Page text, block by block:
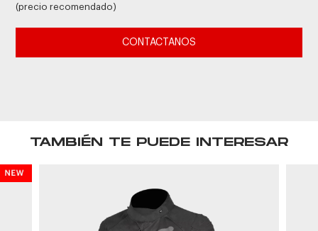
(precio recomendado)
CONTACTANOS
TAMBIÉN TE PUEDE INTERESAR